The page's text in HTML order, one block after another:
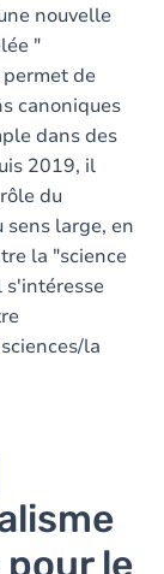
nouvelle
"
de
canoniques
dans des
2019, il
du
sens large, en
la "science
s'intéresse
la
le